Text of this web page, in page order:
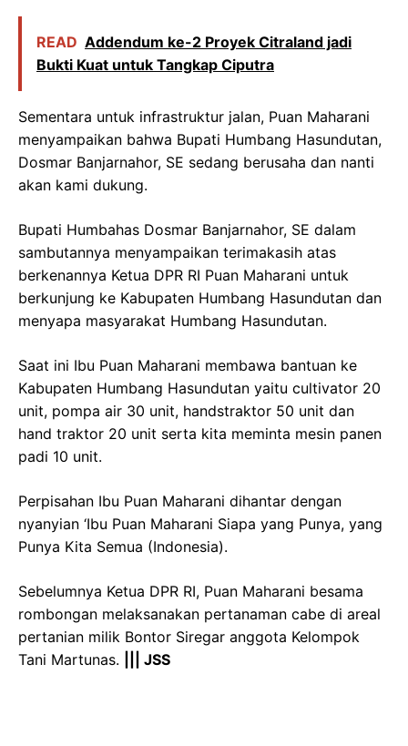
READ Addendum ke-2 Proyek Citraland jadi
Bukti Kuat untuk Tangkap Ciputra
Sementara untuk infrastruktur jalan, Puan Maharani
menyampaikan bahwa Bupati Humbang Hasundutan,
Dosmar Banjarnahor, SE sedang berusaha dan nanti
akan kami dukung.
Bupati Humbahas Dosmar Banjarnahor, SE dalam
sambutannya menyampaikan terimakasih atas
berkenannya Ketua DPR RI Puan Maharani untuk
berkunjung ke Kabupaten Humbang Hasundutan dan
menyapa masyarakat Humbang Hasundutan.
Saat ini Ibu Puan Maharani membawa bantuan ke
Kabupaten Humbang Hasundutan yaitu cultivator 20
unit, pompa air 30 unit, handstraktor 50 unit dan
hand traktor 20 unit serta kita meminta mesin panen
padi 10 unit.
Perpisahan Ibu Puan Maharani dihantar dengan
nyanyian ‘Ibu Puan Maharani Siapa yang Punya, yang
Punya Kita Semua (Indonesia).
Sebelumnya Ketua DPR RI, Puan Maharani besama
rombongan melaksanakan pertanaman cabe di areal
pertanian milik Bontor Siregar anggota Kelompok
Tani Martunas.
||| JSS